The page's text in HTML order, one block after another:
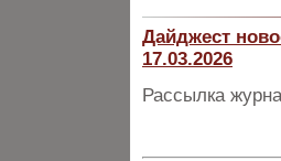
Дайджест
17.03.2026
Рассылка